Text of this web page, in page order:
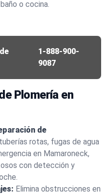
o cocina.
1-888-900-
9087
Plomería en
de
rotas, fugas de agua
en Mamaroneck,
con detección y
Elimina obstrucciones en